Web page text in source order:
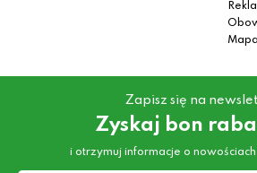
Zapisz się na
Zyskaj bon
i otrzymuj informacje o